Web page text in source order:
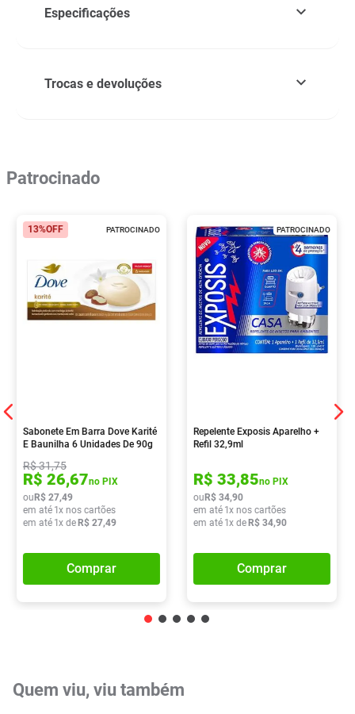
Especificações
Trocas e devoluções
Patrocinado
PATROCINADO
13%OFF
Sabonete Em Barra Dove Karité
E Baunilha 6 Unidades De 90g
R$31,75
R$ 26,67no PIX
ou R$ 27,49
em até 1x nos cartões
em até 1x de R$ 27,49
Comprar
PATROCINADO
Repelente Exposis Aparelho +
Refil 32,9ml
R$ 33,85no PIX
ou R$ 34,90
em até 1x nos cartões
em até 1x de R$ 34,90
Comprar
Quem viu, viu também